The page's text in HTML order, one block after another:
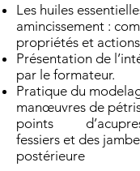
Les huiles
amincissement :
propriétés et actions
Présentation de
par le formateur.
Pratique du
manœuvres de
points
fessiers et des
postérieure